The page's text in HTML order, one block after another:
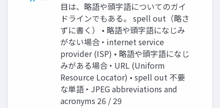
目は、略語や頭字語についてのガイ
ドラインでもある。 spell out（略さ
ずに書く） • 略語や頭字語になじみ
がない場合 ‣ internet service
provider (ISP) • 略語や頭字語になじ
みがある場合 ‣ URL (Uniform
Resource Locator) • spell out 不要
な単語 ‣ JPEG abbreviations and
acronyms 26 / 29